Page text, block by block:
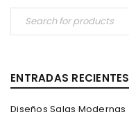
ENTRADAS RECIENTES
Diseños Salas Modernas